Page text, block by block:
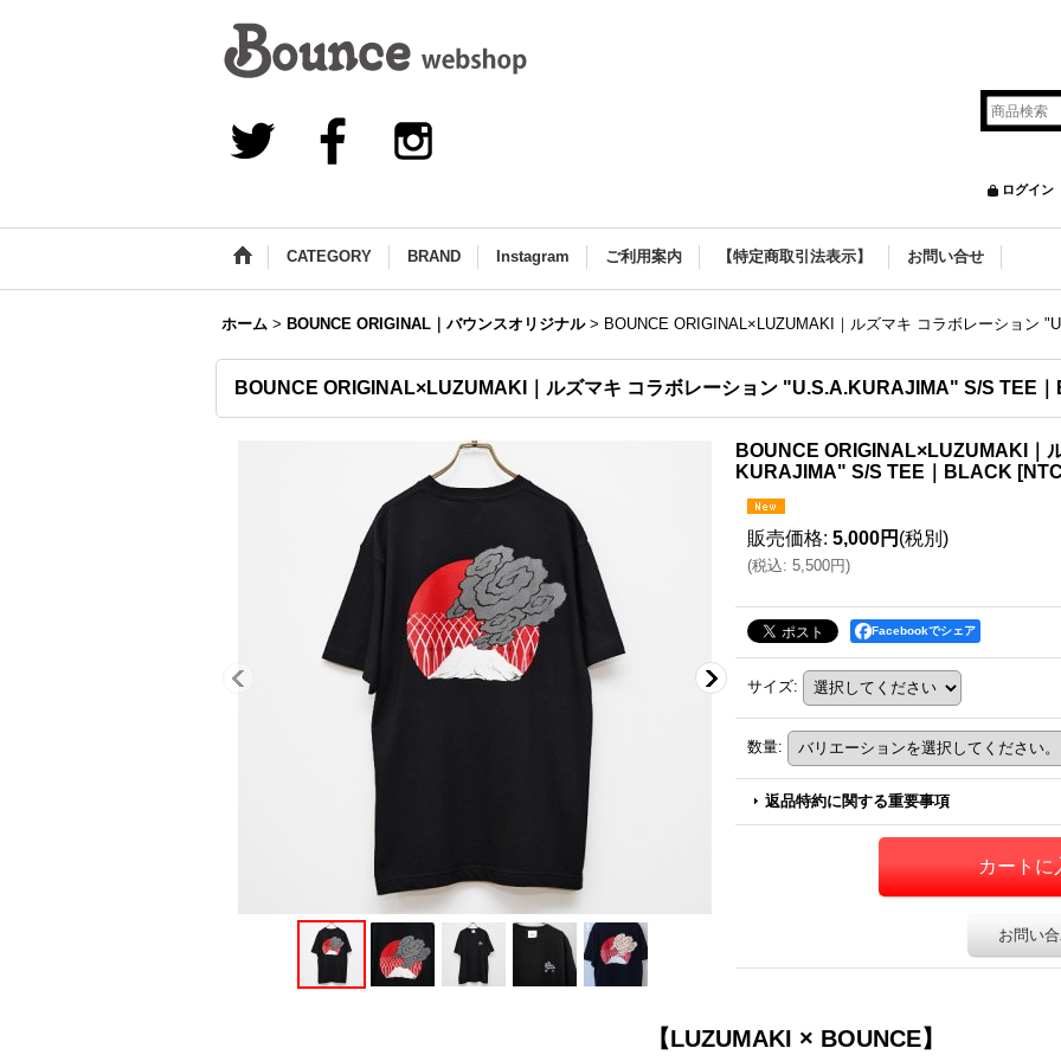
ログイン
CATEGORY BRAND Instagram ご利用案内 【特定商取引法表示】 お問い合せ
ホーム > BOUNCE ORIGINAL｜バウンスオリジナル > BOUNCE ORIGINAL×LUZUMAKI｜ルズマキ コラボレーション
BOUNCE ORIGINAL×LUZUMAKI｜ルズマキ コラボレーション "U.S.A.KURAJIMA" S/S TEE
BOUNCE ORIGINAL×LUZUMAKI｜
KURAJIMA" S/S TEE｜BLACK [
販売価格: 5,000円 (税別)
(税込: 5,500円)
Facebookでシェア
サイズ:
数量:
返品特約に関する重要事項
お問い
【LUZUMAKI × BOUNCE】